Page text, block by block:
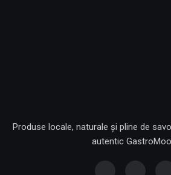
Produse locale, naturale și pline de
autentic